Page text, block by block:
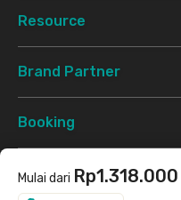
Mulai dari Rp1.318.000
Resource
Brand Partner
Booking
Support